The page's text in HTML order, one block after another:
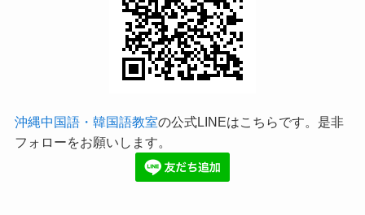
沖縄中国語・韓国語教室の公式LINEはこちらです。是非
フォローをお願いします。